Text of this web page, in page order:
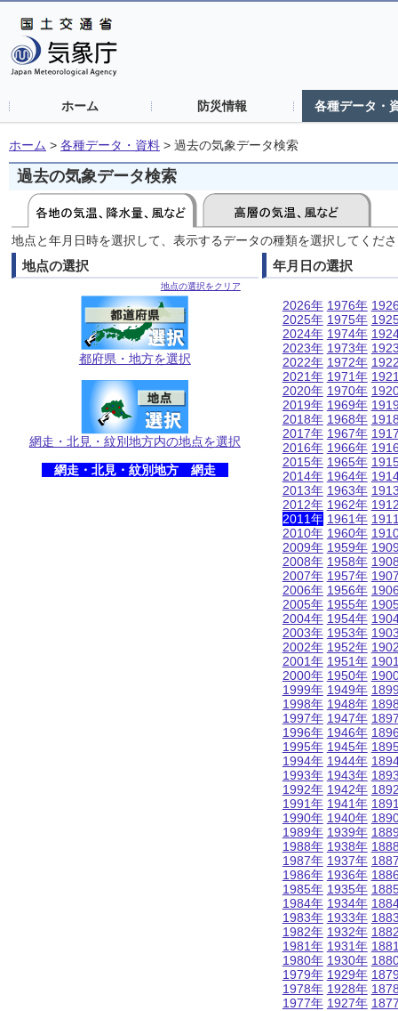
ホーム 防災情報 各種データ・
ホーム > 各種データ・資料 > 過去の気象データ検索
過去の気象データ検索
地点と年月日時を選択して、表示するデータの種類を選択してくだ
地点の選択
地点の選択をクリア
都府県・地方を選択
網走・北見・紋別地方内の地点を選択
網走・北見・紋別地方 網走
年月日の選択
2026年
2025年
2024年
2023年
2022年
2021年
2020年
2019年
2018年
2017年
2016年
2015年
2014年
2013年
2012年
2011年
2010年
2009年
2008年
2007年
2006年
2005年
2004年
2003年
2002年
2001年
2000年
1999年
1998年
1997年
1996年
1995年
1994年
1993年
1992年
1991年
1990年
1989年
1988年
1987年
1986年
1985年
1984年
1983年
1982年
1981年
1980年
1979年
1978年
1977年
1976年
1975年
1974年
1973年
1972年
1971年
1970年
1969年
1968年
1967年
1966年
1965年
1964年
1963年
1962年
1961年
1960年
1959年
1958年
1957年
1956年
1955年
1954年
1953年
1952年
1951年
1950年
1949年
1948年
1947年
1946年
1945年
1944年
1943年
1942年
1941年
1940年
1939年
1938年
1937年
1936年
1935年
1934年
1933年
1932年
1931年
1930年
1929年
1928年
1927年